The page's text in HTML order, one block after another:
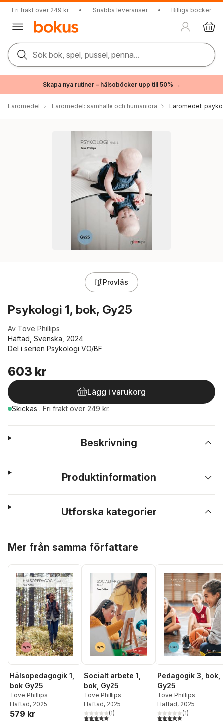
Fri frakt över 249 kr • Snabba leveranser • Billiga böcker
Sök bok, spel, pussel, penna...
Skapa nya rutiner – hälsoböcker upp till 50% →
Läromedel Läromedel: samhälle och humaniora Läromedel:
Provläs
Psykologi 1, bok, Gy25
Av Tove Phillips
Häftad, Svenska, 2024
Del i serien Psykologi VO/BF
603 kr
Lägg i varukorg
Skickas . Fri frakt över 249 kr.
Beskrivning
Produktinformation
Utforska kategorier
Mer från samma författare
Hälsopedagogik 1,
bok Gy25
Tove Phillips
Häftad, 2025
579 kr
Socialt arbete 1,
bok, Gy25
Tove Phillips
Häftad, 2025
5,0utav 5 stjärnor. Totalt antal röster:
(1)
Pedagogik 3, bok,
Gy25
Tove Phillips
Häftad, 2025
5,0utav 5 stjärnor.
(1)